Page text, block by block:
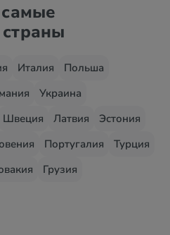
Италия
Польша
Украина
Швеция Латвия
Эстония
Португалия
Турция
Грузия